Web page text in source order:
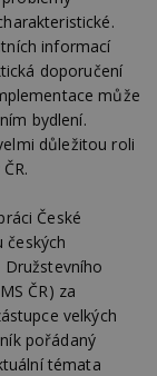
informací
doporučení
může
bydlení.
důležitou roli
České
českých
Družstevního
ČR) za
velkých
pořádaný
témata
základní
bez
/
Vyprší
Ltd